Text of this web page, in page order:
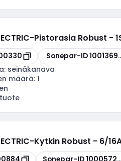
-Pistorasia Robust -
Kopioi
Sonepar-ID
seinäkanava
määrä: 1
-Kytkin Robust - 6/
Kopioi